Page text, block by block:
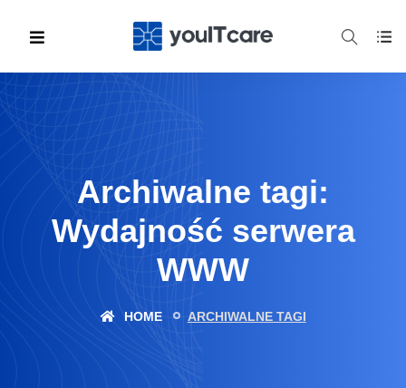
Archiwalne tagi:
Wydajność serwera
WWW
HOME ARCHIWALNE TAGI